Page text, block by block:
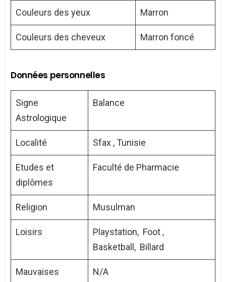
Couleurs des yeux Marron
Couleurs des cheveux Marron foncé
Données personnelles
Signe
Astrologique
Balance
Localité Sfax , Tunisie
Etudes et
diplômes
Faculté de Pharmacie
Religion Musulman
Loisirs
Playstation, Foot ,
Basketball, Billard
Mauvaises
N/A